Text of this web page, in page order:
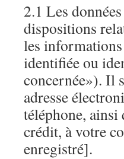
2.1 Les
dispositions
les
identifiée ou
concernée»). Il
adresse
téléphone,
crédit, à votre
enregistré].